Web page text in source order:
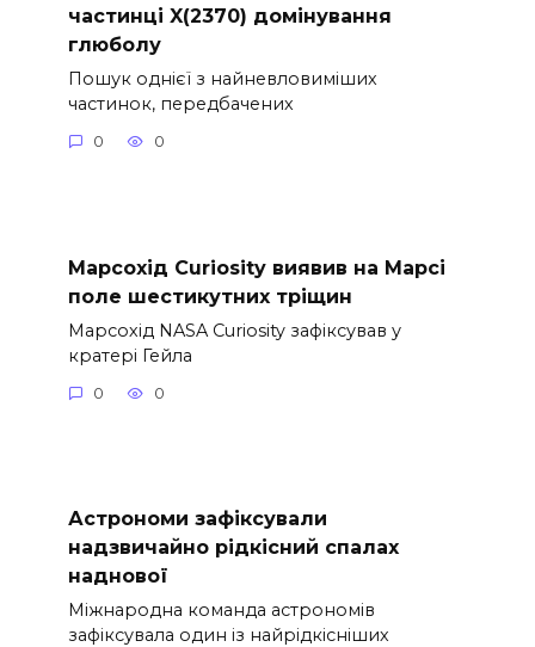
частинці X(2370) домінування
глюболу
Пошук однієї з найневловиміших
частинок, передбачених
0 0
Марсохід Curiosity виявив на Марсі
поле шестикутних тріщин
Марсохід NASA Curiosity зафіксував у
кратері Гейла
0 0
Астрономи зафіксували
надзвичайно рідкісний спалах
наднової
Міжнародна команда астрономів
зафіксувала один із найрідкісніших